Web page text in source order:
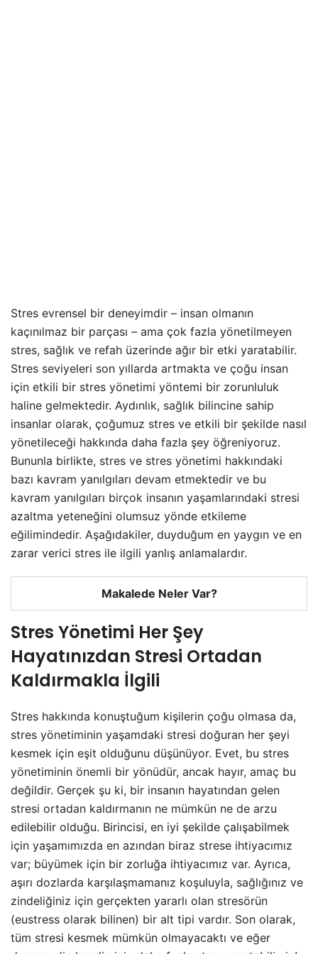
Stres evrensel bir deneyimdir – insan olmanın
kaçınılmaz bir parçası – ama çok fazla yönetilmeyen
stres, sağlık ve refah üzerinde ağır bir etki yaratabilir.
Stres seviyeleri son yıllarda artmakta ve çoğu insan
için etkili bir stres yönetimi yöntemi bir zorunluluk
haline gelmektedir. Aydınlık, sağlık bilincine sahip
insanlar olarak, çoğumuz stres ve etkili bir şekilde nasıl
yönetileceği hakkında daha fazla şey öğreniyoruz.
Bununla birlikte, stres ve stres yönetimi hakkındaki
bazı kavram yanılgıları devam etmektedir ve bu
kavram yanılgıları birçok insanın yaşamlarındaki stresi
azaltma yeteneğini olumsuz yönde etkileme
eğilimindedir. Aşağıdakiler, duyduğum en yaygın ve en
zarar verici stres ile ilgili yanlış anlamalardır.
Makalede Neler Var?
Stres Yönetimi Her Şey
Hayatınızdan Stresi Ortadan
Kaldırmakla İlgili
Stres hakkında konuştuğum kişilerin çoğu olmasa da,
stres yönetiminin yaşamdaki stresi doğuran her şeyi
kesmek için eşit olduğunu düşünüyor. Evet, bu stres
yönetiminin önemli bir yönüdür, ancak hayır, amaç bu
değildir. Gerçek şu ki, bir insanın hayatından gelen
stresi ortadan kaldırmanın ne mümkün ne de arzu
edilebilir olduğu. Birincisi, en iyi şekilde çalışabilmek
için yaşamımızda en azından biraz strese ihtiyacımız
var; büyümek için bir zorluğa ihtiyacımız var. Ayrıca,
aşırı dozlarda karşılaşmamanız koşuluyla, sağlığınız ve
zindeliğiniz için gerçekten yararlı olan stresörün
(eustress olarak bilinen) bir alt tipi vardır. Son olarak,
tüm stresi kesmek mümkün olmayacaktı ve eğer